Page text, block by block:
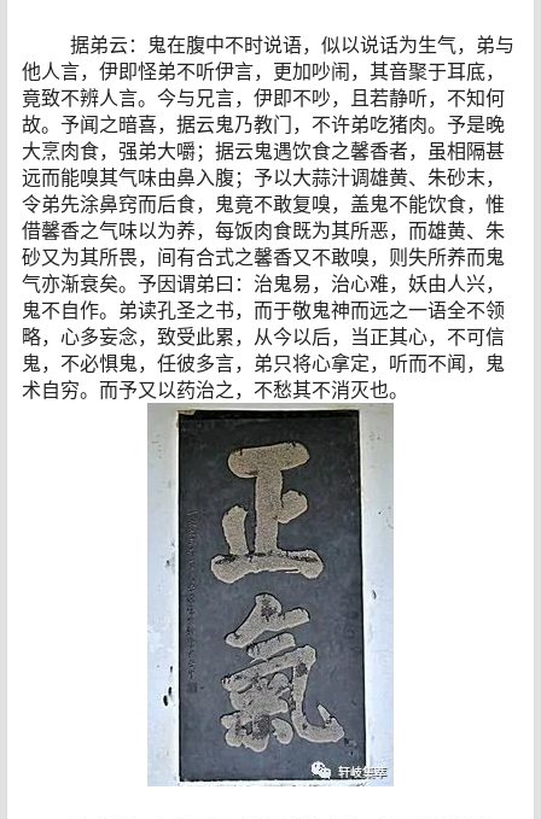
据弟云：鬼在腹中不时说语，似以说话为生气，弟与
他人言，伊即怪弟不听伊言，更加吵闹，其音聚于耳底，
竟致不辨人言。今与兄言，伊即不吵，且若静听，不知何
故。予闻之暗喜，据云鬼乃教门，不许弟吃猪肉。予是晚
大烹肉食，强弟大嚼；据云鬼遇饮食之馨香者，虽相隔甚
远而能嗅其气味由鼻入腹；予以大蒜汁调雄黄、朱砂末，
令弟先涂鼻窍而后食，鬼竟不敢复嗅，盖鬼不能饮食，惟
借馨香之气味以为养，每饭肉食既为其所恶，而雄黄、朱
砂又为其所畏，间有合式之馨香又不敢嗅，则失所养而鬼
气亦渐衰矣。予因谓弟曰：治鬼易，治心难，妖由人兴，
鬼不自作。弟读孔圣之书，而于敬鬼神而远之一语全不领
略，心多妄念，致受此累，从今以后，当正其心，不可信
鬼，不必惧鬼，任彼多言，弟只将心拿定，听而不闻，鬼
术自穷。而予又以药治之，不愁其不消灭也。